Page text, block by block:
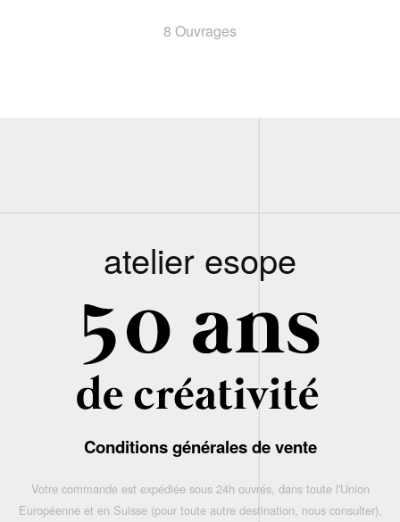
8 Ouvrages
atelier esope
Conditions générales de vente
Votre commande est expédiée sous 24h ouvrés, dans toute l'Union
Européenne et en Suisse (pour toute autre destination, nous consulter),